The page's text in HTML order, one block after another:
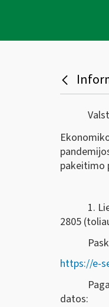
pakeitimo
1.
2805
https://e-
datos: